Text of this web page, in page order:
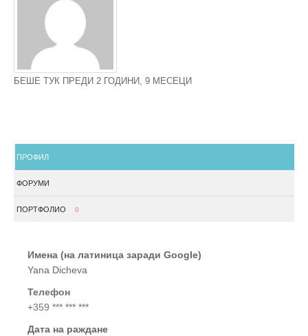
БЕШЕ ТУК ПРЕДИ 2 ГОДИНИ, 9 МЕСЕЦИ
ПРОФИЛ
ФОРУМИ
ПОРТФОЛИО 0
Имена (на латиница заради Google)
Yana Dicheva
Телефон
+359 *** *** ***
Дата на раждане